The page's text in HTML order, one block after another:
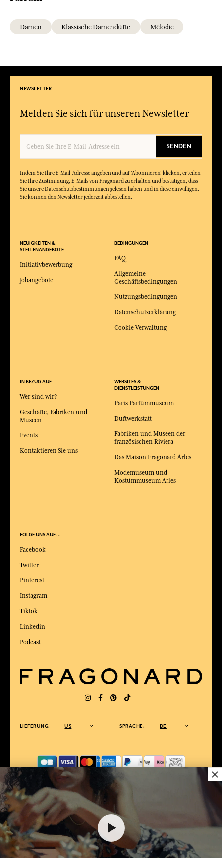
$ 89.00
Damen Klassische Damendüfte Mélodie
NEWSLETTER
Melden Sie sich für unseren Newsletter
SENDEN
Indem Sie Ihre E-Mail-Adresse angeben und auf 'Abonnieren' klicken, erteilen
Sie Ihre Zustimmung, E-Mails von Fragonard zu erhalten und bestätigen, dass
Sie unsere Datenschutzbestimmungen gelesen haben und in diese einwilligen.
Sie können den Newsletter jederzeit abbestellen.
BEDINGUNGEN
FAQ
Allgemeine
Geschäftsbedingungen
Nutzungsbedingungen
Datenschutzerklärung
Cookie Verwaltung
WEBSITES &
DIENSTLEISTUNGEN
Paris Parfümmuseum
Duftwerkstatt
Fabriken und Museen der
französischen Riviera
Das Maison Fragonard Arles
Modemuseum und
Kostümmuseum Arles
IN BEZUG AUF
Wer sind wir?
Geschäfte, Fabriken und
Museen
Events
Kontaktieren Sie uns
FOLGE UNS AUF ...
Facebook
Twitter
Pinterest
Instagram
Tiktok
Linkedin
Podcast
NEUIGKEITEN &
STELLENANGEBOTE
Initiativbewerbung
Jobangebote
LIEFERUNG: US SPRACHE: DE
ZUM BESTEN ONLINE-COMMERCE-SITE
2025 vom Magazin Capital gewählt
×